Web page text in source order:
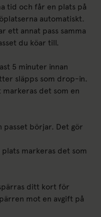
tid och får en plats på
automatiskt.
ett annat pass samma
du köar till.
5 minuter innan
släpps som drop-in.
det som en
passet börjar. Det gör
markeras det som
ditt kort för
mot en avgift på